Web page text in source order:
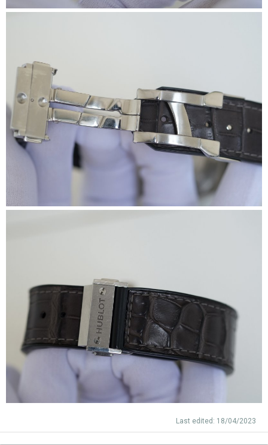
Last edited: 18/04/2023